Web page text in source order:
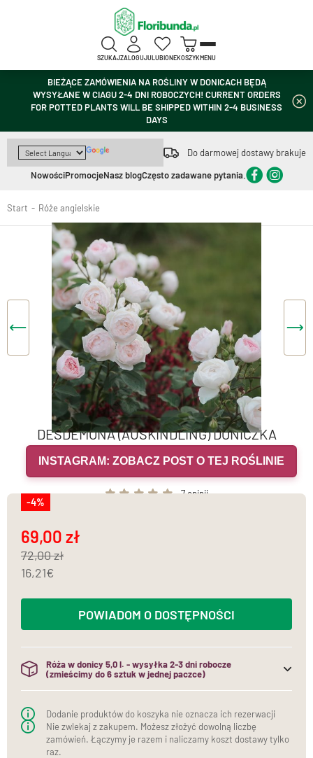
BIEŻĄCE ZAMÓWIENIA NA ROŚLINY W DONICACH BĘDĄ
WYSYŁANE W CIAGU 2-4 DNI ROBOCZYCH! CURRENT ORDERS
FOR POTTED PLANTS WILL BE SHIPPED WITHIN 2-4 BUSINESS
DAYS
Do darmowej dostawy brakuje
NowościPromocjeNasz blogCzęsto zadawane pytania.
SZUKAJZALOGUJULUBIONEKOSZYKMENU
Start Róże angielskie
DESDEMONA (AUSKINDLING) DONICZKA
INSTAGRAM: ZOBACZ POST O TEJ ROŚLINIE
7 opinii
-4%
69,00
72,00
16,21
POWIADOM O DOSTĘPNOŚCI
Róża w donicy 5,0 l. - wysyłka 2-3 dni robocze
(zmieścimy do 6 sztuk w jednej paczce)
(do jednej paczki mieścimy maksymalnie 6 sztuk róż w
Dodanie produktów do koszyka nie oznacza ich rezerwacji
Nie zwlekaj z zakupem. Możesz złożyć dowolną liczbę
zamówień. Łączymy je razem i naliczamy koszt dostawy tylko
raz.